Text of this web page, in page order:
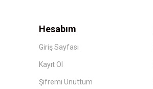
Hesabım
Giriş Sayfası
Kayıt Ol
Şifremi Unuttum